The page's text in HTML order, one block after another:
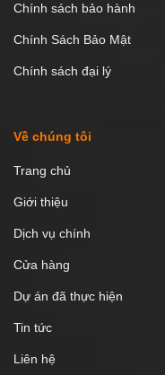
Chính sách bảo hành
Chính Sách Bảo Mật
Chính sách đại lý
Về chúng tôi
Trang chủ
Giới thiệu
Dịch vụ chính
Cửa hàng
Dự án đã thực hiện
Tin tức
Liên hệ